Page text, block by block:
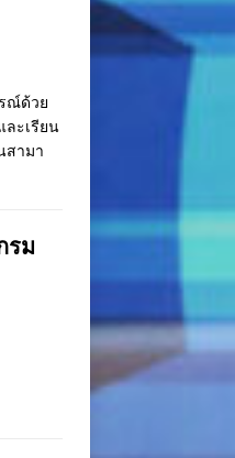
ณ์ด้วย
ละเรียน
สามา
รม